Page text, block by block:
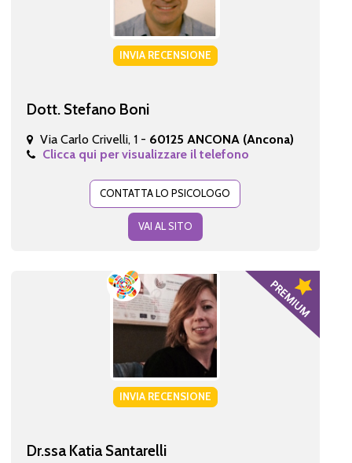
INVIA RECENSIONE
Dott. Stefano Boni
Via Carlo Crivelli, 1 - 60125 ANCONA (Ancona)
Clicca qui per visualizzare il telefono
CONTATTA LO PSICOLOGO
VAI AL SITO
INVIA RECENSIONE
Dr.ssa Katia Santarelli